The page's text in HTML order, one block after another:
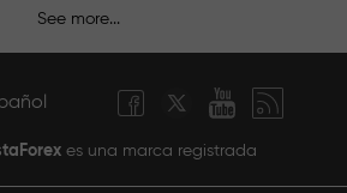
See more...
es una marca registrada